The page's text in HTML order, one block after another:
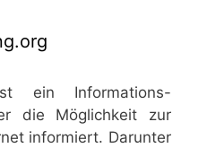
ein Informations-
die Möglichkeit zur
informiert. Darunter